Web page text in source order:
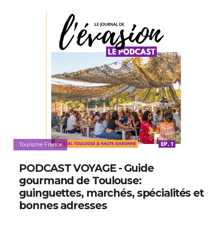
Tourisme France
PODCAST VOYAGE - Guide
gourmand de Toulouse:
guinguettes, marchés, spécialités et
bonnes adresses